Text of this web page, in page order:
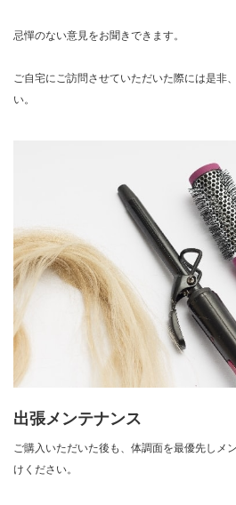
忌憚のない意見をお聞きできます。
ご自宅にご訪問させていただいた際には是非
い。
出張メンテナンス
ご購入いただいた後も、体調面を最優先しメ
けください。